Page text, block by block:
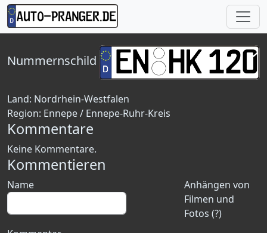
Nummernschild
Land: Nordrhein-Westfalen
Region: Ennepe / Ennepe-Ruhr-Kreis
Kommentare
Keine Kommentare.
Kommentieren
Anhängen von
Filmen und
Fotos (?)
Name